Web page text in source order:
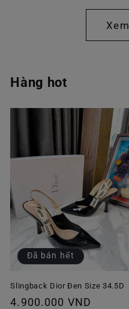
Hàng hot
Đã bán hết
Slingback Dior Đen Size 34.5D
Giá
4.900.000 VND